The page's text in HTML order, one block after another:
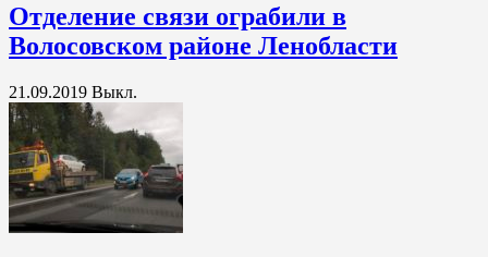
Отделение связи ограбили в
Волосовском районе Ленобласти
21.09.2019 Выкл.